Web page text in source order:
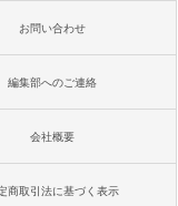
お問い合わせ
編集部へのご連絡
会社概要
商取引法に基づく表示